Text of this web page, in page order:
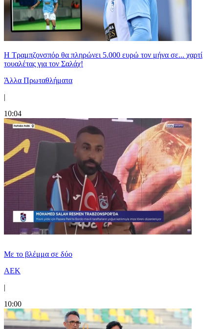
Η Τραμπζονσπόρ θα πληρώνει 5.000 ευρώ τον μήνα σε... χαρτί
τουαλέτας για τον Σαλάχ!
Άλλα Πρωταθλήματα
|
10:04
Με το βλέμμα σε δύο
ΑΕΚ
|
10:00